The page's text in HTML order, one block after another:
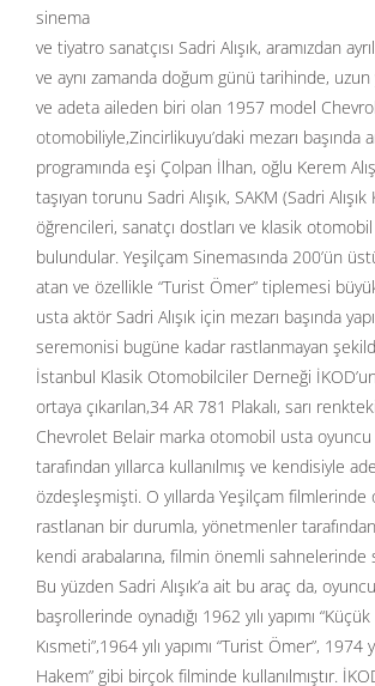
sinema
ve tiyatro sanatçısı Sadri Alışık, aramızdan
ve aynı zamanda doğum günü tarihinde, uzun
ve adeta aileden biri olan 1957 model
otomobiliyle,Zincirlikuyu’daki mezarı başında
programında eşi Çolpan İlhan, oğlu Kerem
taşıyan torunu Sadri Alışık, SAKM (Sadri
öğrencileri, sanatçı dostları ve klasik
bulundular. Yeşilçam Sinemasında 200’ün
atan ve özellikle “Turist Ömer” tiplemesi
usta aktör Sadri Alışık için mezarı başında
seremonisi bugüne kadar rastlanmayan
İstanbul Klasik Otomobilciler Derneği
ortaya çıkarılan,34 AR 781 Plakalı, sarı
Chevrolet Belair marka otomobil usta oyuncu
tarafından yıllarca kullanılmış ve kendisiyle
özdeşleşmişti. O yıllarda Yeşilçam filmlerinde
rastlanan bir durumla, yönetmenler
kendi arabalarına, filmin önemli sahnelerinde
Bu yüzden Sadri Alışık’a ait bu araç da,
başrollerinde oynadığı 1962 yılı yapımı “Küçük
Kısmeti”,1964 yılı yapımı “Turist Ömer”, 1974
Hakem” gibi birçok filminde kullanılmıştır.